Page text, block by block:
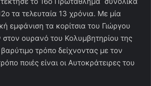
τα τελευταία 13 χρόνια. Με μία
εμφάνιση τα κορίτσια του Γιώργου
ουρανό του Κολυμβητηρίου της
τρόπο δείχνοντας με τον
ποιές είναι οι Αυτοκράτειρες του